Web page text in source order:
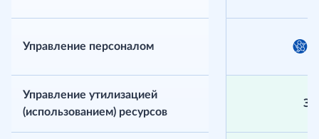
Управление персоналом
Управление утилизацией
(использованием) ресурсов